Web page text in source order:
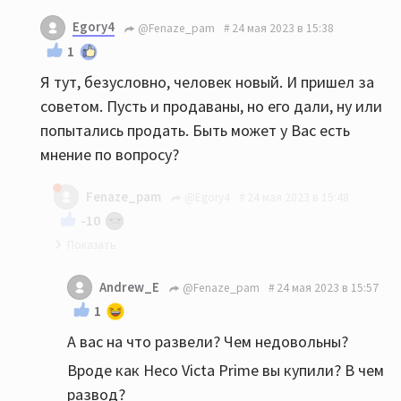
Тут религия,не поймут
Egory4 @Fenaze_pam 24 мая 2023 в 15:38
1
Я тут, безусловно, человек новый. И пришел за
советом. Пусть и продаваны, но его дали, ну или
попытались продать. Быть может у Вас есть
мнение по вопросу?
Fenaze_pam
-10
За некоторое время пребывания тут на форуме
я понял,не надо ходить на форумы,вас
разведут,удачи!
Andrew_E @Fenaze_pam 24 мая 2023 в 15:57
1
А вас на что развели? Чем недовольны?
Вроде как Heco Victa Prime вы купили? В чем
развод?